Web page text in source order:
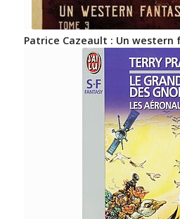
Patrice Cazeault : Un western